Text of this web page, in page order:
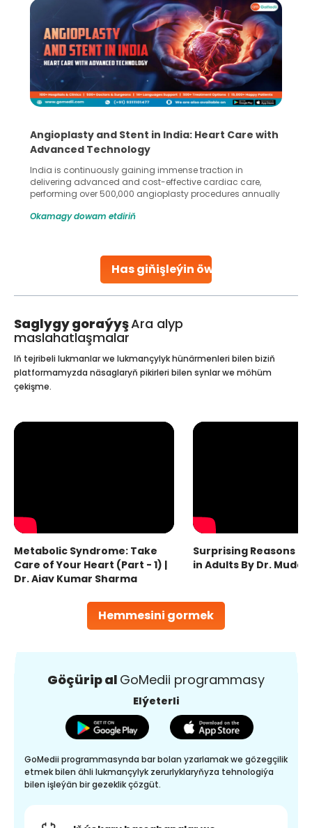
Has giňişleýin öwreniň
Angioplasty and Stent in India: Heart Care with
Advanced Technology
India is continuously gaining immense traction in
delivering advanced and cost-effective cardiac care,
performing over 500,000 angioplasty procedures annually
globe are searching for treatments like angioplasty and
Studies, such as one published
Okamagy dowam etdiriň
Saglygy goraýyşAra alyp
maslahatlaşmalar
Hemmesini gormek
Iň tejribeli lukmanlar we lukmançylyk hünärmenleri bilen biziň
platformamyzda näsaglaryň pikirleri bilen synlar we möhüm
çekişme.
Metabolic Syndrome: Take
Care of Your Heart (Part - 1) |
Dr. Ajay Kumar Sharma
Surprising Reasons
in Adults By Dr.
Göçürip al GoMedii programmasy
Elýeterli
GoMedii programmasynda bar bolan yzarlamak we gözegçilik
etmek bilen ähli lukmançylyk zerurlyklaryňyza tehnologiýa
bilen işleýän bir gezeklik çözgüt.